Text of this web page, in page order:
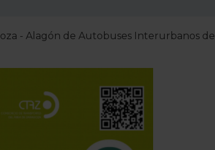
- Alagón de Autobuses Interurbanos de